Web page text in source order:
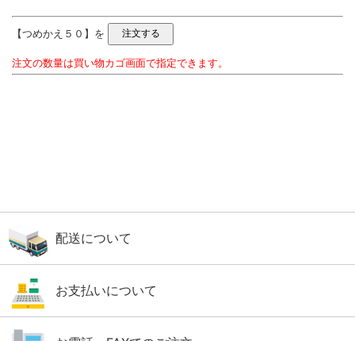
【つめかえ５０】を
注文の数量は買い物カゴ画面で指定できます。
配送について
お支払いについて